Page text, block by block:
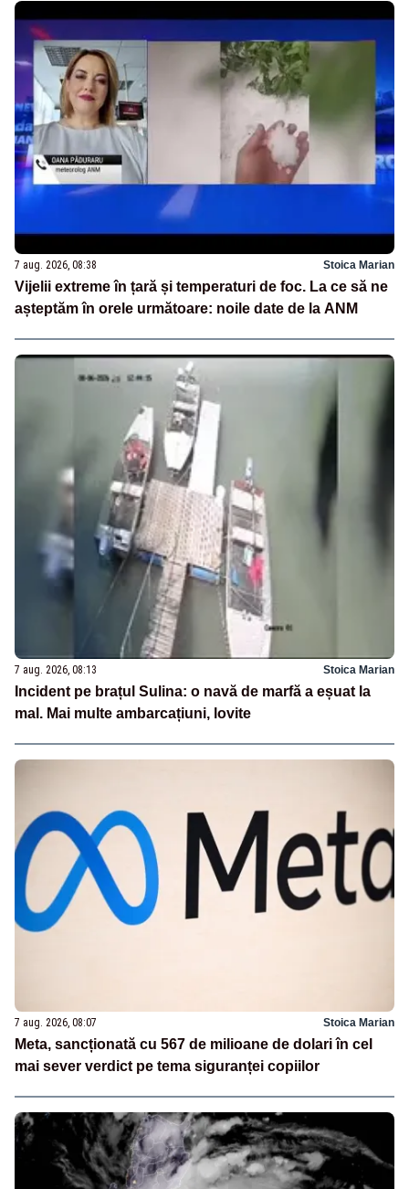
7 aug. 2026, 08:38 Stoica Marian
Vijelii extreme în țară și temperaturi de foc. La ce să ne
așteptăm în orele următoare: noile date de la ANM
7 aug. 2026, 08:13 Stoica Marian
Incident pe brațul Sulina: o navă de marfă a eșuat la
mal. Mai multe ambarcațiuni, lovite
7 aug. 2026, 08:07 Stoica Marian
Meta, sancționată cu 567 de milioane de dolari în cel
mai sever verdict pe tema siguranței copiilor